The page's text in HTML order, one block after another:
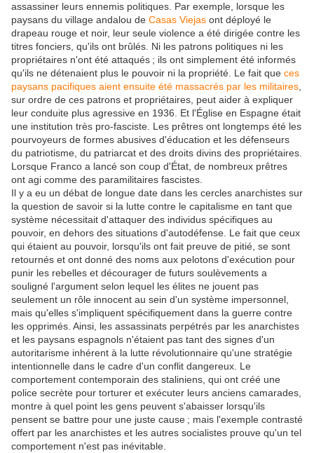
assassiner leurs ennemis politiques. Par exemple, lorsque les
paysans du village andalou de Casas Viejas ont déployé le
drapeau rouge et noir, leur seule violence a été dirigée contre les
titres fonciers, qu'ils ont brûlés. Ni les patrons politiques ni les
propriétaires n'ont été attaqués ; ils ont simplement été informés
qu'ils ne détenaient plus le pouvoir ni la propriété. Le fait que ces
paysans pacifiques aient ensuite été massacrés par les militaires
sur ordre de ces patrons et propriétaires, peut aider à expliquer
leur conduite plus agressive en 1936. Et l'Église en Espagne était
une institution très pro-fasciste. Les prêtres ont longtemps été les
pourvoyeurs de formes abusives d'éducation et les défenseurs
du patriotisme, du patriarcat et des droits divins des propriétaires.
Lorsque Franco a lancé son coup d'État, de nombreux prêtres
ont agi comme des paramilitaires fascistes.
Il y a eu un débat de longue date dans les cercles anarchistes sur
la question de savoir si la lutte contre le capitalisme en tant que
système nécessitait d'attaquer des individus spécifiques au
pouvoir, en dehors des situations d'autodéfense. Le fait que ceux
qui étaient au pouvoir, lorsqu'ils ont fait preuve de pitié, se sont
retournés et ont donné des noms aux pelotons d'exécution pour
punir les rebelles et décourager de futurs soulèvements a
souligné l'argument selon lequel les élites ne jouent pas
seulement un rôle innocent au sein d'un système impersonnel,
mais qu'elles s'impliquent spécifiquement dans la guerre contre
les opprimés. Ainsi, les assassinats perpétrés par les anarchistes
et les paysans espagnols n'étaient pas tant des signes d'un
autoritarisme inhérent à la lutte révolutionnaire qu'une stratégie
intentionnelle dans le cadre d'un conflit dangereux. Le
comportement contemporain des staliniens, qui ont créé une
police secrète pour torturer et exécuter leurs anciens camarades,
montre à quel point les gens peuvent s'abaisser lorsqu'ils
pensent se battre pour une juste cause ; mais l'exemple contrasté
offert par les anarchistes et les autres socialistes prouve qu'un tel
comportement n'est pas inévitable.